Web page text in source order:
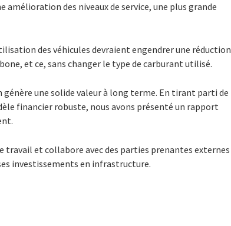
amélioration des niveaux de service, une plus grande
des véhicules devraient engendrer une réduction
et ce, sans changer le type de carburant utilisé.
une solide valeur à long terme. En tirant parti de
financier robuste, nous avons présenté un rapport
et collabore avec des parties prenantes externes
investissements en infrastructure.